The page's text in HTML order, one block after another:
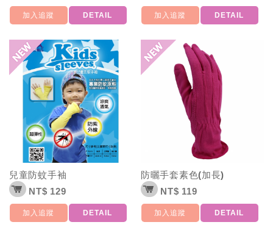
加入追蹤 DETAIL 加入追蹤 DETAIL
兒童防蚊手袖
NT$ 129
加入追蹤 DETAIL
防曬手套素色(加長)
NT$ 119
加入追蹤 DETAIL